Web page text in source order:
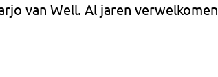
van Well. Al jaren